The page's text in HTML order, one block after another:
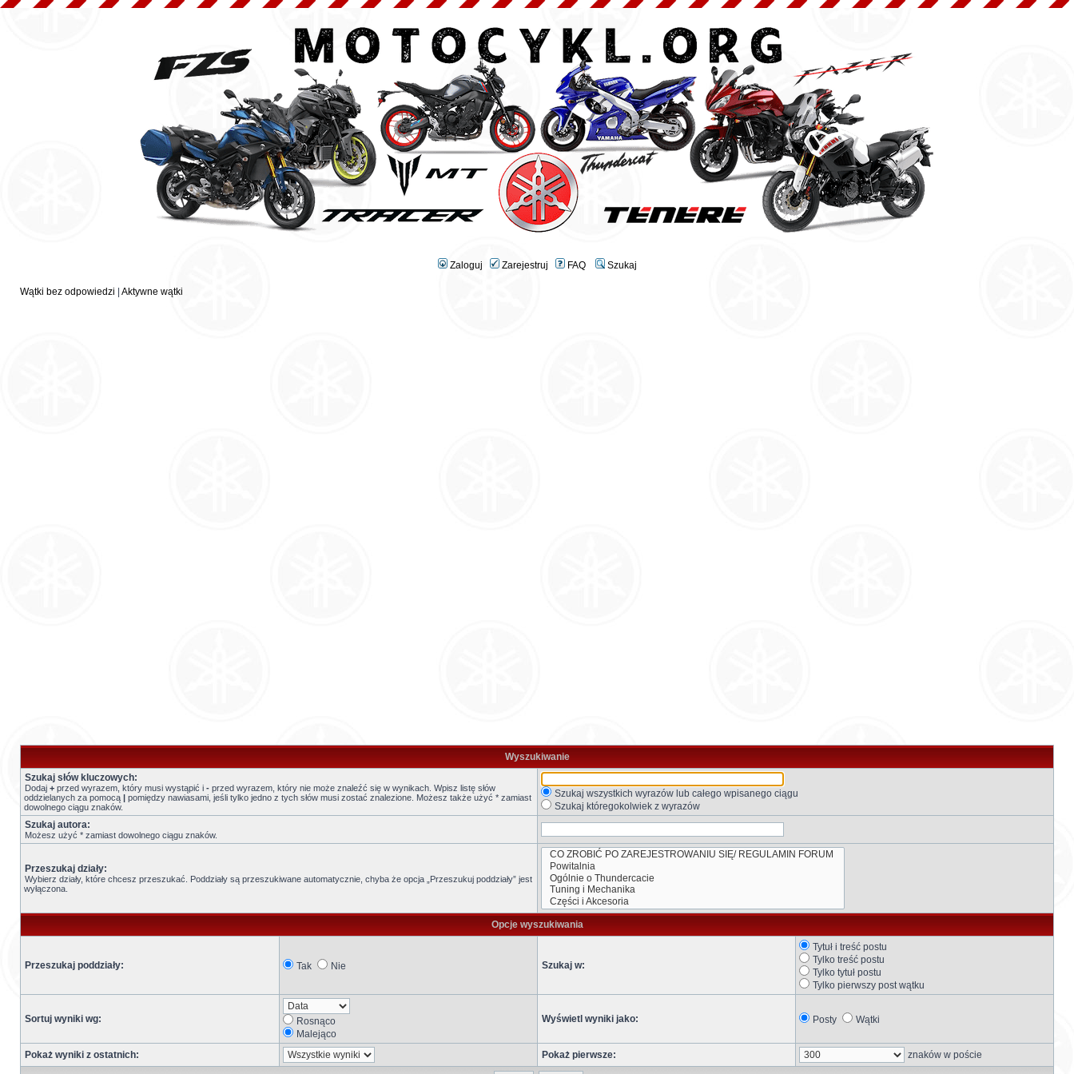
Zaloguj Zarejestruj FAQ Szukaj
Wątki bez odpowiedzi Aktywne wątki
Wyszukiwanie
Szukaj słów kluczowych:
Dodaj + przed wyrazem, który musi wystąpić i - przed wyrazem, który nie może znaleźć się w wynikach. Wpisz listę słów
oddzielanych za pomocą | pomiędzy nawiasami, jeśli tylko jedno z tych słów musi zostać znalezione. Możesz także użyć * zamiast
dowolnego ciągu znaków.
Szukaj wszystkich wyrazów lub całego wpisanego ciągu
Szukaj któregokolwiek z wyrazów
Szukaj autora:
Możesz użyć * zamiast dowolnego ciągu znaków.
Przeszukaj działy:
Wybierz działy, które chcesz przeszukać. Poddziały są przeszukiwane automatycznie, chyba że opcja „Przeszukuj poddziały” jest
wyłączona.
Opcje wyszukiwania
Przeszukaj poddziały: Tak Nie Szukaj w:
Tytuł i treść postu
Tylko treść postu
Tylko tytuł postu
Tylko pierwszy post wątku
Sortuj wyniki wg:
Rosnąco
Malejąco
Wyświetl wyniki jako: Posty Wątki
Pokaż wyniki z ostatnich: Pokaż pierwsze: znaków w poście